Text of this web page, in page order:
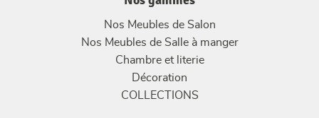
Nos Meubles de Salon
Nos Meubles de Salle à manger
Chambre et literie
Décoration
COLLECTIONS